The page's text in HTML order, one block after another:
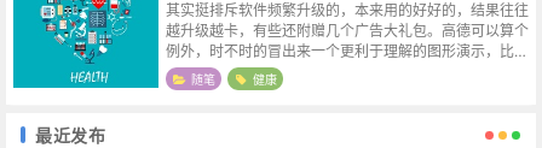
其实挺排斥软件频繁升级的，本来用的好好的，结果往往
越升级越卡，有些还附赠几个广告大礼包。高德可以算个
例外，时不时的冒出来一个更利于理解的图形演示，比如
上下高架的分支路线，进出隧道的提示等等。最近推行核
酸检测的应检尽检，地方上都铺设了大...
随笔 健康
最近发布